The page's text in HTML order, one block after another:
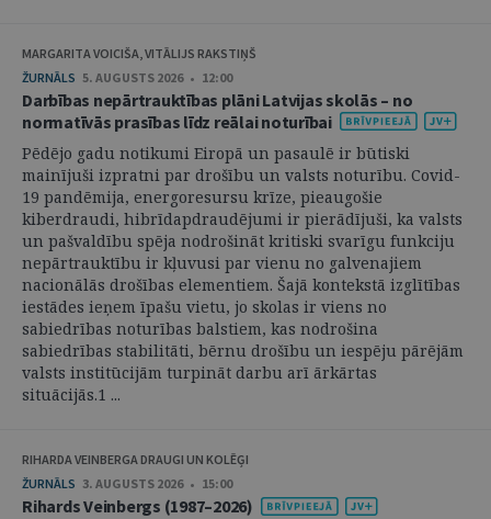
MARGARITA VOICIŠA, VITĀLIJS RAKSTIŅŠ
ŽURNĀLS 5. AUGUSTS 2026 • 12:00
Darbības nepārtrauktības plāni Latvijas skolās – no
normatīvās prasības līdz reālai noturībai
Pēdējo gadu notikumi Eiropā un pasaulē ir būtiski
mainījuši izpratni par drošību un valsts noturību. Covid-
19 pandēmija, energoresursu krīze, pieaugošie
kiberdraudi, hibrīdapdraudējumi ir pierādījuši, ka valsts
un pašvaldību spēja nodrošināt kritiski svarīgu funkciju
nepārtrauktību ir kļuvusi par vienu no galvenajiem
nacionālās drošības elementiem. Šajā kontekstā izglītības
iestādes ieņem īpašu vietu, jo skolas ir viens no
sabiedrības noturības balstiem, kas nodrošina
sabiedrības stabilitāti, bērnu drošību un iespēju pārējām
valsts institūcijām turpināt darbu arī ārkārtas
situācijās.1 ...
RIHARDA VEINBERGA DRAUGI UN KOLĒĢI
ŽURNĀLS 3. AUGUSTS 2026 • 15:00
Rihards Veinbergs (1987–2026)